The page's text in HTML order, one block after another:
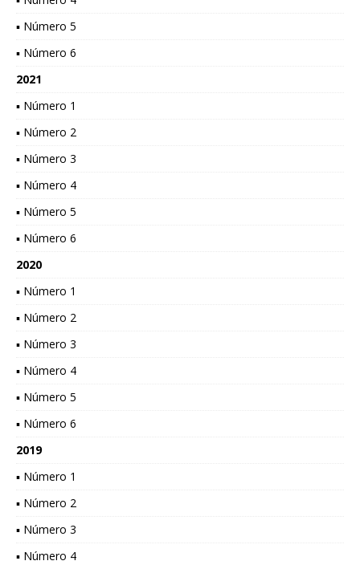
▪ Número 5
▪ Número 6
2021
▪ Número 1
▪ Número 2
▪ Número 3
▪ Número 4
▪ Número 5
▪ Número 6
2020
▪ Número 1
▪ Número 2
▪ Número 3
▪ Número 4
▪ Número 5
▪ Número 6
2019
▪ Número 1
▪ Número 2
▪ Número 3
▪ Número 4